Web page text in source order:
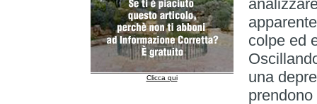
Clicca qui
colpe ed
una